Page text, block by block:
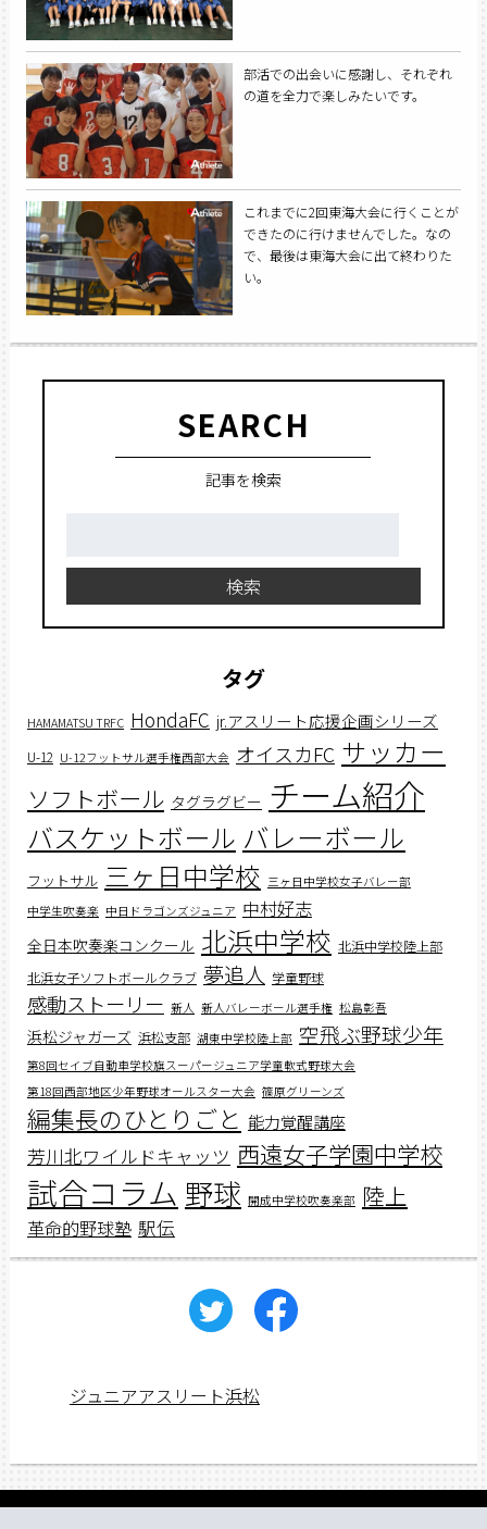
部活での出会いに感謝し、それぞれ
の道を全力で楽しみたいです。
これまでに2回東海大会に行くことが
できたのに行けませんでした。なの
で、最後は東海大会に出て終わりた
い。
SEARCH
記事を検索
検索
タグ
HAMAMATSU TRFC HondaFC jr.アスリート応援企画シリーズ
U-12 U-12フットサル選手権西部大会 オイスカFC サッカー
ソフトボール タグラグビー チーム紹介
バスケットボール バレーボール
フットサル 三ヶ日中学校 三ヶ日中学校女子バレー部
中学生吹奏楽 中日ドラゴンズジュニア 中村好志
全日本吹奏楽コンクール 北浜中学校 北浜中学校陸上部
北浜女子ソフトボールクラブ 夢追人 学童野球
感動ストーリー 新人 新人バレーボール選手権 松島彰吾
浜松ジャガーズ 浜松支部 湖東中学校陸上部 空飛ぶ野球少年
第8回セイブ自動車学校旗スーパージュニア学童軟式野球大会
第18回西部地区少年野球オールスター大会 篠原グリーンズ
編集長のひとりごと 能力覚醒講座
芳川北ワイルドキャッツ 西遠女子学園中学校
試合コラム 野球 開成中学校吹奏楽部 陸上
革命的野球塾 駅伝
ジュニアアスリート浜松